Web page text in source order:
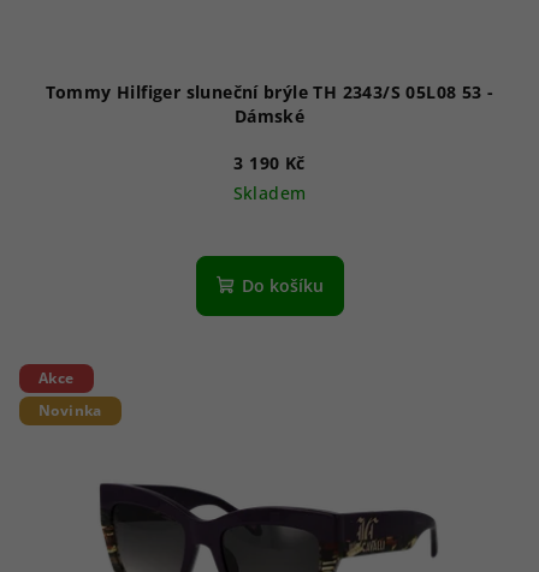
Tommy Hilfiger sluneční brýle TH 2343/S 05L08 53 -
Dámské
3 190 Kč
Skladem
Do košíku
Akce
Novinka